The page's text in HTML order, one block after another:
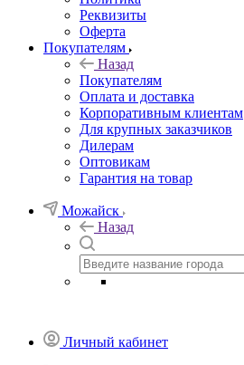
Реквизиты
Оферта
Покупателям
Назад
Покупателям
Оплата и доставка
Корпоративным клиентам
Для крупных заказчиков
Дилерам
Оптовикам
Гарантия на товар
Можайск
Назад
Личный кабинет